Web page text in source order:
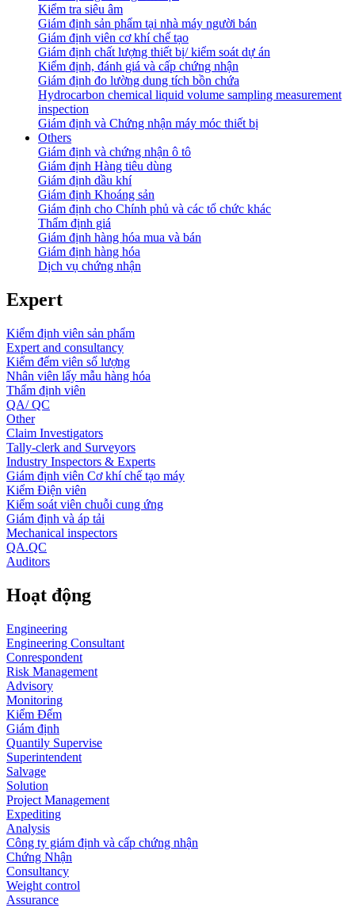
Kiểm tra siêu âm
Giám định sản phẩm tại nhà máy người bán
Giám định viên cơ khí chế tạo
Giám định chất lượng thiết bị/ kiểm soát dự án
Kiểm định, đánh giá và cấp chứng nhận
Giám định đo lường dung tích bồn chứa
Hydrocarbon chemical liquid volume sampling measurement
inspection
Giám định và Chứng nhận máy móc thiết bị
Others
Giám định và chứng nhận ô tô
Giám định Hàng tiêu dùng
Giám định dầu khí
Giám định Khoáng sản
Giám định cho Chính phủ và các tổ chức khác
Thẩm định giá
Giám định hàng hóa mua và bán
Giám định hàng hóa
Dịch vụ chứng nhận
Expert
Kiểm định viên sản phẩm
Expert and consultancy
Kiểm đếm viên số lượng
Nhân viên lấy mẫu hàng hóa
Thẩm định viên
QA/ QC
Other
Claim Investigators
Tally-clerk and Surveyors
Industry Inspectors & Experts
Giám định viên Cơ khí chế tạo máy
Kiểm Điện viên
Kiểm soát viên chuỗi cung ứng
Giám định và áp tải
Mechanical inspectors
QA.QC
Auditors
Hoạt động
Engineering
Engineering Consultant
Conrespondent
Risk Management
Advisory
Monitoring
Kiểm Đếm
Giám định
Quantily Supervise
Superintendent
Salvage
Solution
Project Management
Expediting
Analysis
Công ty giám định và cấp chứng nhận
Chứng Nhận
Consultancy
Weight control
Assurance